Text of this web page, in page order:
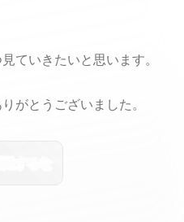
ていきたいと思います。
がとうございました。